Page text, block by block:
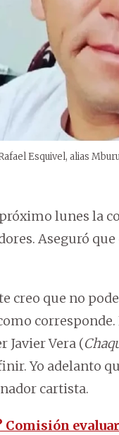
Esquivel, alias
lunes la
Aseguró
creo que no
corresponde.
Javier Vera (
Yo adelanto
cartista.
Comisión